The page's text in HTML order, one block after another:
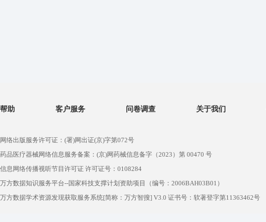
帮助 客户服务 问卷调查 关于我们
网络出版服务许可证：(署)网出证(京)字第072号
药品医疗器械网络信息服务备案：(京)网药械信息备字（2023）第 00470 号
信息网络传播视听节目许可证 许可证号：0108284
万方数据知识服务平台--国家科技支撑计划资助项目（编号：2006BAH03B01）
万方数据学术资源发现获取服务系统[简称：万方智搜] V3.0 证书号：软著登字第11363462号